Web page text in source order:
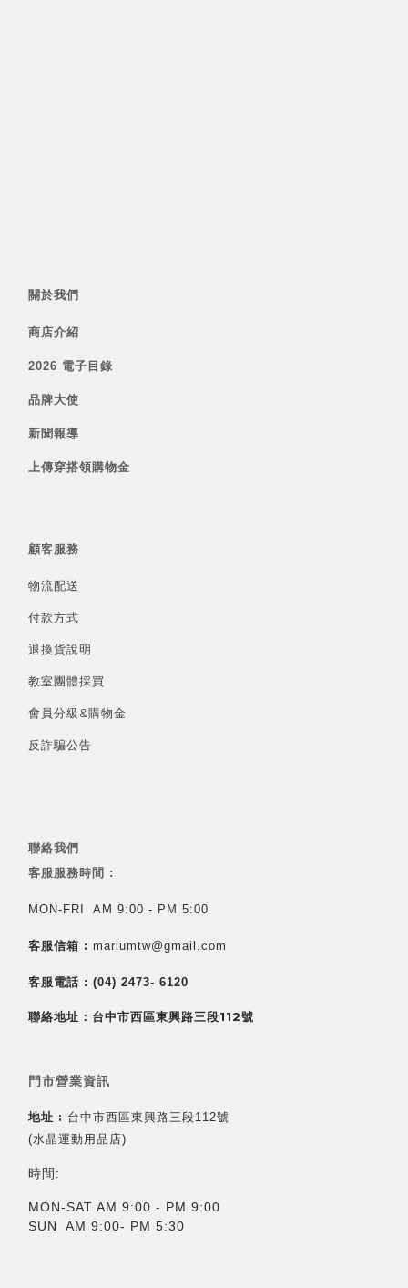
關於我們
商店介紹
2026 電子目錄
品牌大使
新聞報導
上傳穿搭領購物金
顧客服務
物流配送
付款方式
退換貨說明
教室團體採買
會員分級&購物金
反詐騙公告
聯絡我們
客服服務時間 :
MON-FRI AM 9:00 - PM 5:00
客服信箱 : mariumtw@gmail.com
客服電話 : (04) 2473- 6120
聯絡地址：台中市西區東興路三段112號
門市營業資訊
地址 : 台中市西區東興路三段112號
(水晶運動用品店)
時間:
MON-SAT AM 9:00 - PM 9:00
SUN AM 9:00- PM 5:30